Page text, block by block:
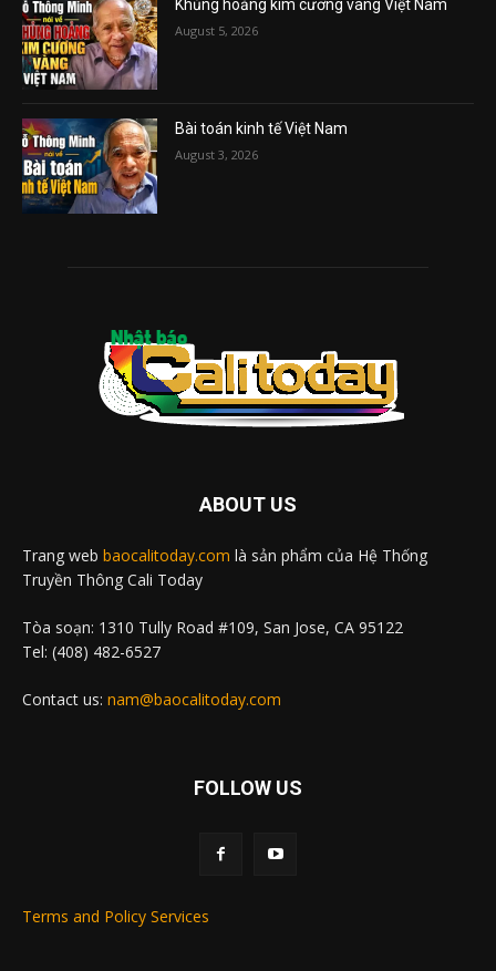
Khủng hoảng kim cương vàng Việt Nam
August 5, 2026
Bài toán kinh tế Việt Nam
August 3, 2026
ABOUT US
Trang web baocalitoday.com là sản phẩm của Hệ Thống
Truyền Thông Cali Today
Tòa soạn: 1310 Tully Road #109, San Jose, CA 95122
Tel: (408) 482-6527
Contact us: nam@baocalitoday.com
FOLLOW US
Terms and Policy Services